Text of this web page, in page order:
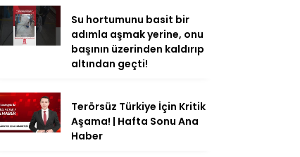
Su hortumunu basit bir
adımla aşmak yerine, onu
başının üzerinden kaldırıp
altından geçti!
Terörsüz Türkiye İçin Kritik
Aşama! | Hafta Sonu Ana
Haber